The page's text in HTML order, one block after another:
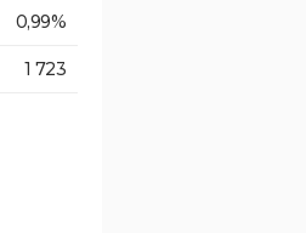
0,99%
1 723